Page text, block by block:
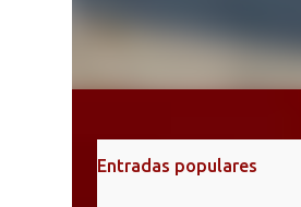
Entradas populares